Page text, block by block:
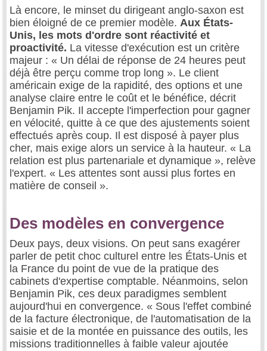
Là encore, le minset du dirigeant anglo-saxon est
bien éloigné de ce premier modèle. Aux États-
Unis, les mots d'ordre sont réactivité et
proactivité. La vitesse d'exécution est un critère
majeur : « Un délai de réponse de 24 heures peut
déjà être perçu comme trop long ». Le client
américain exige de la rapidité, des options et une
analyse claire entre le coût et le bénéfice, décrit
Benjamin Pik. Il accepte l'imperfection pour gagner
en vélocité, quitte à ce que des ajustements soient
effectués après coup. Il est disposé à payer plus
cher, mais exige alors un service à la hauteur. « La
relation est plus partenariale et dynamique », relève
l'expert. « Les attentes sont aussi plus fortes en
matière de conseil ».
Des modèles en convergence
Deux pays, deux visions. On peut sans exagérer
parler de petit choc culturel entre les États-Unis et
la France du point de vue de la pratique des
cabinets d'expertise comptable. Néanmoins, selon
Benjamin Pik, ces deux paradigmes semblent
aujourd'hui en convergence. « Sous l'effet combiné
de la facture électronique, de l'automatisation de la
saisie et de la montée en puissance des outils, les
missions traditionnelles à faible valeur ajoutée